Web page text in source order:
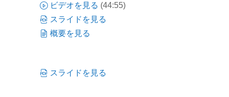
ビデオを見る (44:55)
スライドを見る
概要を見る
スライドを見る